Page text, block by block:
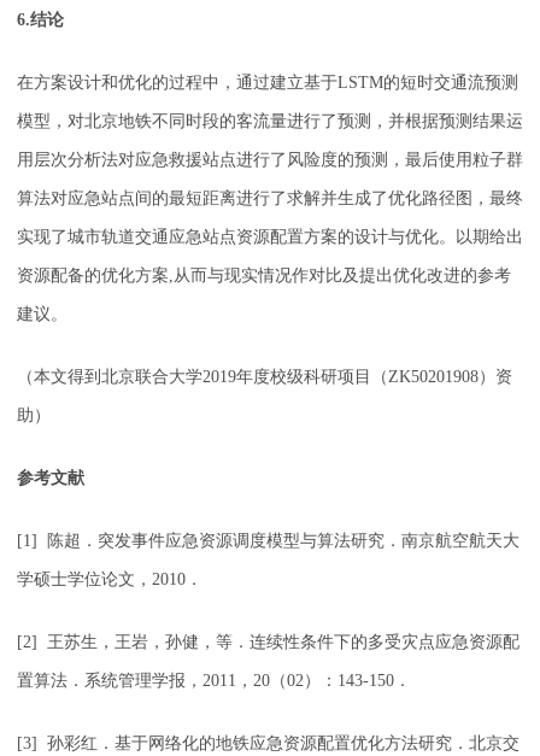
6.结论
在方案设计和优化的过程中，通过建立基于LSTM的短时交通流预测
模型，对北京地铁不同时段的客流量进行了预测，并根据预测结果运
用层次分析法对应急救援站点进行了风险度的预测，最后使用粒子群
算法对应急站点间的最短距离进行了求解并生成了优化路径图，最终
实现了城市轨道交通应急站点资源配置方案的设计与优化。以期给出
资源配备的优化方案,从而与现实情况作对比及提出优化改进的参考
建议。
（本文得到北京联合大学2019年度校级科研项目（ZK50201908）资
助）
参考文献
[1] 陈超．突发事件应急资源调度模型与算法研究．南京航空航天大
学硕士学位论文，2010．
[2] 王苏生，王岩，孙健，等．连续性条件下的多受灾点应急资源配
置算法．系统管理学报，2011，20（02）：143-150．
[3] 孙彩红．基于网络化的地铁应急资源配置优化方法研究．北京交